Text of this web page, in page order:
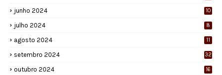
junho 2024 10
julho 2024 8
agosto 2024 11
setembro 2024 32
outubro 2024 16